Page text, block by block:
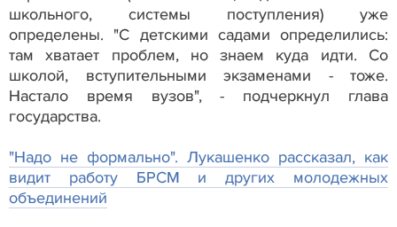
школьного, системы поступления) уже
определены. "С детскими садами определились:
там хватает проблем, но знаем куда идти. Со
школой, вступительными экзаменами - тоже.
Настало время вузов", - подчеркнул глава
государства.
"Надо не формально". Лукашенко рассказал, как
видит работу БРСМ и других молодежных
объединений